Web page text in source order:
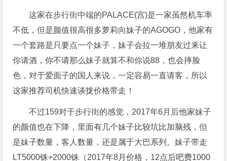
这家在步行街中端的PALACE(宫)是一家虽然机车率
不低，但是颜值很高很多萝莉向妹子的AGOGO，他家有
一个套路是只要点一个妹子，妹子会拉一堆朋友过来让
你请酒，你不请那么妹子就算不和你说88，也会摔脸
色，对于爱面子的国人来说，一定容易一直请客，所以
这家推荐司机快速谈拢价格带走！
不过159对于步行街的感觉，2017年6月后他家妹子
的颜值也在下降，里面有几个妹子比较坑比加脑残，但
是妹子数量，客人数量，还是属于大巴系列。妹子带走
LT5000铢+2000铢（2017年8月价格，12点后吧费1000